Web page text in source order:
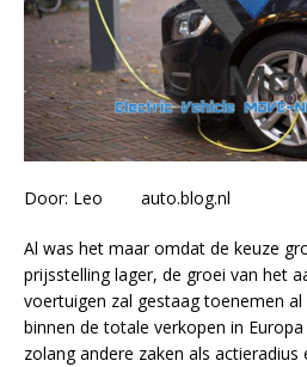
Door: Leo auto.blog.nl
Al was het maar omdat de keuze
prijsstelling lager, de groei van het
voertuigen zal gestaag toenemen
binnen de totale verkopen in
zolang andere zaken als